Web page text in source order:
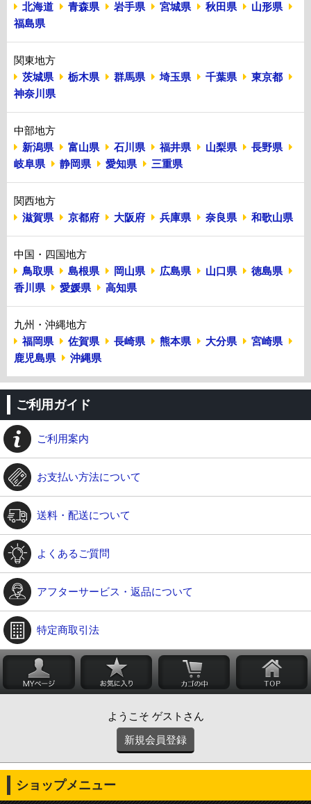
北海道
青森県 岩手県 宮城県 秋田県
山形県
福島県
関東地方
茨城県
栃木県 群馬県 埼玉県 千葉県
東京都
神奈川県
中部地方
新潟県
富山県 石川県 福井県 山梨県
長野県
岐阜県
静岡県 愛知県 三重県
関西地方
滋賀県
京都府 大阪府 兵庫県 奈良県 和歌山県
中国・四国地方
鳥取県
島根県 岡山県 広島県 山口県
徳島県
香川県
愛媛県 高知県
九州・沖縄地方
福岡県
佐賀県 長崎県 熊本県 大分県
宮崎県
鹿児島県
沖縄県
ご利用ガイド
ご利用案内
お支払い方法について
送料・配送について
よくあるご質問
アフターサービス・返品について
特定商取引法
ようこそ ゲストさん
新規会員登録
ショップメニュー